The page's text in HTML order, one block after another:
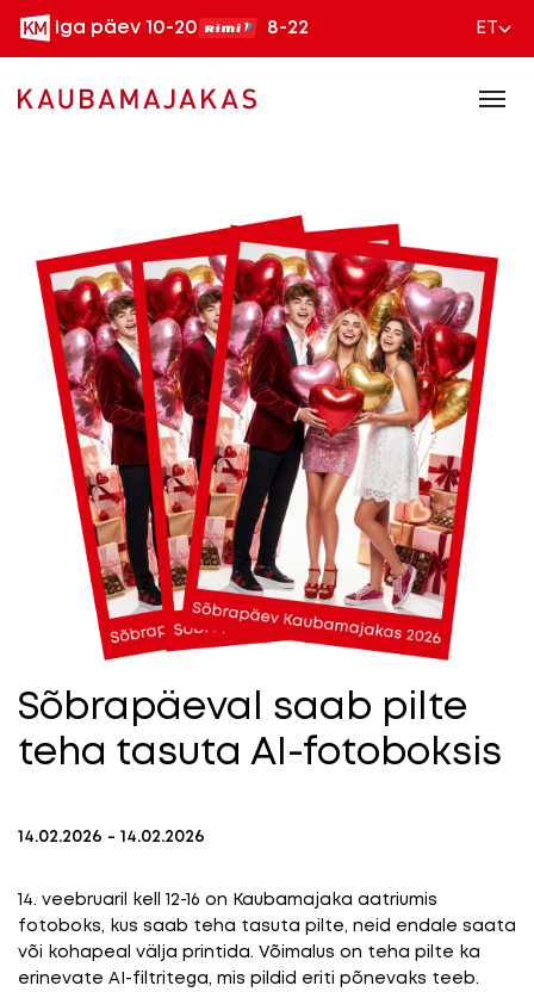
Iga päev 10-20 8-22 ET
Sõbrapäeval saab pilte
teha tasuta AI-fotoboksis
14.02.2026 - 14.02.2026
14. veebruaril kell 12-16 on Kaubamajaka aatriumis
fotoboks, kus saab teha tasuta pilte, neid endale saata
või kohapeal välja printida. Võimalus on teha pilte ka
erinevate AI-filtritega, mis pildid eriti põnevaks teeb.